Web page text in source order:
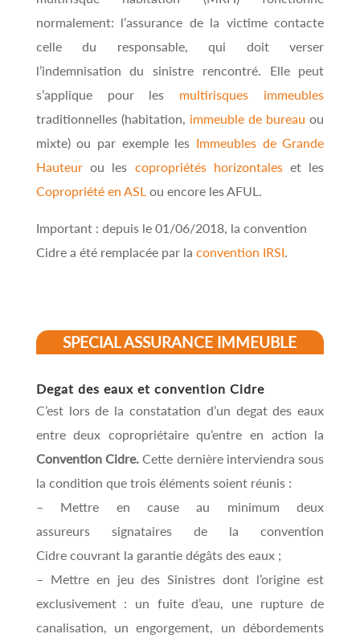
normalement: l’assurance de la victime contacte
celle du responsable, qui doit verser
l’indemnisation du sinistre rencontré. Elle peut
s’applique pour les multirisques immeubles
traditionnelles (habitation, immeuble de bureau ou
mixte) ou par exemple les Immeubles de Grande
Hauteurou les copropriétés horizontaleset les
Copropriété en ASL ou encore les AFUL.
Important : depuis le 01/06/2018, la convention
Cidre a été remplacée par la convention IRSI
SPECIAL ASSURANCE IMMEUBLE
Degat des eaux et convention Cidre
C’est lors de la constatation d’un degat des eaux
entre deux copropriétaire qu’entre en action la
Convention Cidre. Cette dernière interviendra sous
la condition que trois éléments soient réunis :
– Mettre en cause au minimum deux
assureurs signataires de la convention
Cidre couvrant la garantie dégâts des eaux ;
– Mettre en jeu des Sinistres dont l’origine est
exclusivement : un fuite d’eau, une rupture de
canalisation, un engorgement, un débordements